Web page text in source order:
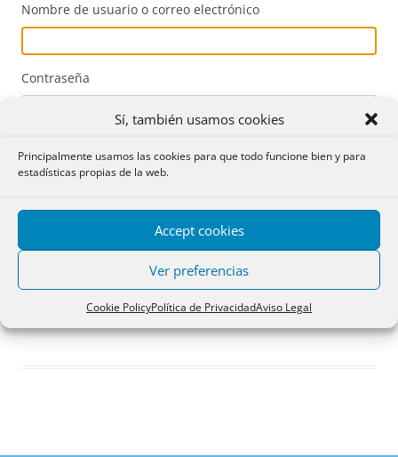
Sí, también usamos cookies
Principalmente usamos las cookies para que todo funcione bien y para
estadísticas propias de la web.
Accept cookies
Ver preferencias
Cookie PolicyPolítica de PrivacidadAviso Legal
Nombre de usuario o correo electrónico
Contraseña
Acceder
Registro
¿Has olvidado tu contraseña?